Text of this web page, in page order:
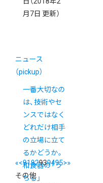
月7日 更新）
ニュース
（pickup）
一番大切なの
は、技術やセ
ンスではなく
どれだけ相手
の立場に立て
るかどうか。
和食器の「う
ちる」
«<9192939495>»
その他